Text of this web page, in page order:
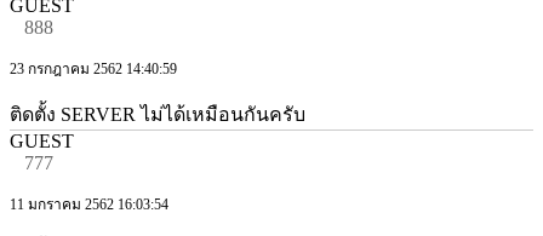
GUEST
888
23 กรกฎาคม 2562 14:40:59
ติดตั้ง SERVER ไม่ได้เหมือนกันครับ
GUEST
777
11 มกราคม 2562 16:03:54